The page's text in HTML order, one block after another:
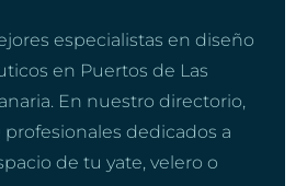
especialistas en diseño
en Puertos de Las
En nuestro directorio,
profesionales dedicados a
de tu yate, velero o